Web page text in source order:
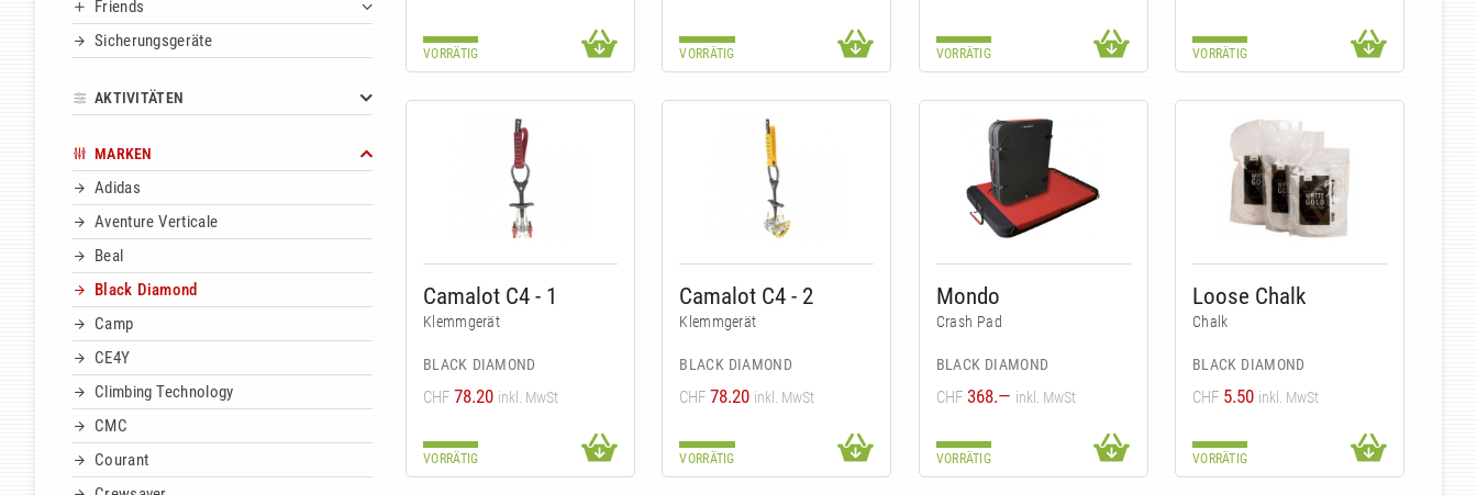
Friends
Sicherungsgeräte
AKTIVITÄTEN
MARKEN
Adidas
Aventure Verticale
Beal
Black Diamond
Camp
CE4Y
Climbing Technology
CMC
Courant
VORRÄTIG VORRÄTIG VORRÄTIG VORRÄTIG
Camalot C4 - 1
Klemmgerät
BLACK DIAMOND
CHF 78.20 inkl. MwSt
VORRÄTIG
Camalot C4 - 2
Klemmgerät
BLACK DIAMOND
CHF 78.20 inkl. MwSt
VORRÄTIG
Mondo
Crash Pad
BLACK DIAMOND
CHF 368.— inkl. MwSt
VORRÄTIG
Loose Chalk
Chalk
BLACK DIAMOND
CHF 5.50 inkl. MwSt
VORRÄTIG